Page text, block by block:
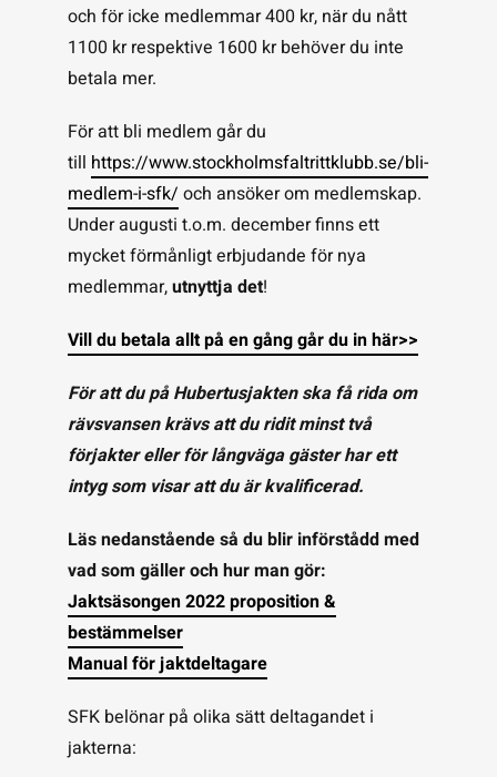
och för icke medlemmar 400 kr, när du nått
1100 kr respektive 1600 kr behöver du inte
betala mer.
För att bli medlem går du
till https://www.stockholmsfaltrittklubb.se/bli-
medlem-i-sfk/ och ansöker om medlemskap.
Under augusti t.o.m. december finns ett
mycket förmånligt erbjudande för nya
medlemmar,utnyttja det!
Vill du betala allt på en gång går du in här>>
För att du på Hubertusjakten ska få rida om
rävsvansen krävs att du ridit minst två
förjakter eller för långväga gäster har ett
intyg som visar att du är kvalificerad.
Läs nedanstående så du blir införstådd med
vad som gäller och hur man gör:
Jaktsäsongen 2022 proposition &
bestämmelser
Manual för jaktdeltagare
SFK belönar på olika sätt deltagandet i
jakterna: